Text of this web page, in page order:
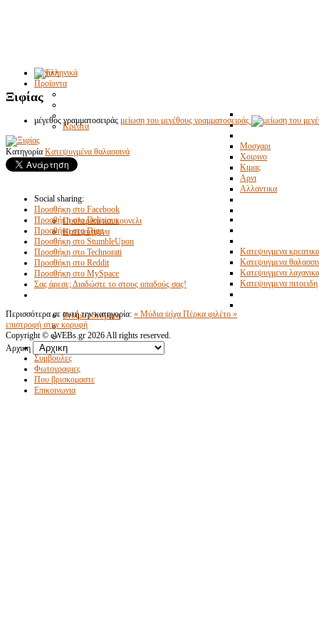
Αρχικη
Προϊοντα
Κρεατα
Μοσχαρι
Χοιρινο
Κιμας
Αρνι
Αλλαντικα
Πουλερικα και κουνελι
Κατεψυγμενα
Κατεψυγμενα κρεατικα
Κατεψυγμενα
Κατεψυγμενα λαχανικα
Κατεψυγμενα πιτοειδη
Ετοιμα εδεσματα
Συνταγες
Συμβουλες
Φωτογραφιες
Που βρισκομαστε
Επικοινωνια
Ξιφίας
μέγεθος γραμματοσειράς μείωση του μεγέθους γραμματοσειράς
Κατηγορία Κατεψυγμένα θαλασσινά
Social sharing:
Προσθήκη στο Facebook
Προσθήκη στο Delicious
Προσθήκη στο Digg
Προσθήκη στο StumbleUpon
Προσθήκη στο Technorati
Προσθήκη στο Reddit
Προσθήκη στο MySpace
Σας άρεσε; Διαδώστε το στους οπαδούς σας!
Περισσότερα σε αυτή την κατηγορία: « Μύδια ψίχα Πέρκα φιλέτο »
επιστροφή στην κορυφή
Copyright © eWEBs.gr 2026 All rights reserved.
Αρχικη